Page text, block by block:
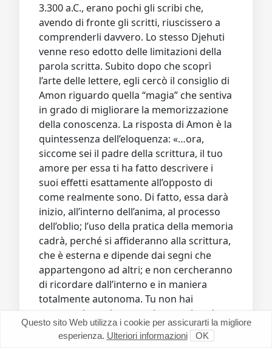
3.300 a.C., erano pochi gli scribi che,
avendo di fronte gli scritti, riuscissero a
comprenderli davvero. Lo stesso Djehuti
venne reso edotto delle limitazioni della
parola scritta. Subito dopo che scoprì
l’arte delle lettere, egli cercò il consiglio di
Amon riguardo quella “magia” che sentiva
in grado di migliorare la memorizzazione
della conoscenza. La risposta di Amon è la
quintessenza dell’eloquenza: «…ora,
siccome sei il padre della scrittura, il tuo
amore per essa ti ha fatto descrivere i
suoi effetti esattamente all’opposto di
come realmente sono. Di fatto, essa darà
inizio, all’interno dell’anima, al processo
dell’oblio; l’uso della pratica della memoria
cadrà, perché si affideranno alla scrittura,
che è esterna e dipende dai segni che
appartengono ad altri; e non cercheranno
di ricordare dall’interno e in maniera
totalmente autonoma. Tu non hai
scoperto la pozione magica per ricordare,
ma per farti ricordare da qualcosa. Tu
darai ai tuoi studenti una saggezza
Questo sito Web utilizza i cookie per assicurarti la migliore
esperienza. Ulteriori informazioni OK